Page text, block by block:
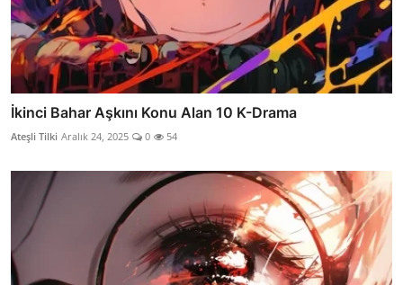
İkinci Bahar Aşkını Konu Alan 10 K-Drama
Ateşli Tilki Aralık 24, 2025 0 54